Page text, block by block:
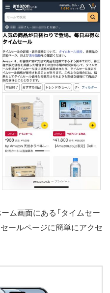
ム画面にある「タイムセー
セールページに簡単にアクセ